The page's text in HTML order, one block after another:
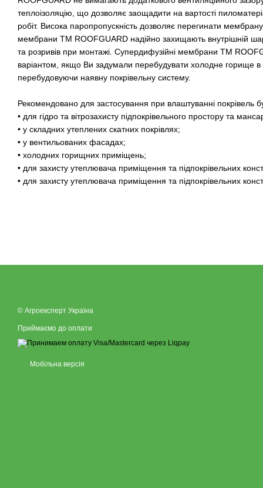
теплоізоляцію, що дозволяє заощадити на вартості
робіт. Висока паропропускність дозволяє перегинати
мембрани ТМ ROOFGUARD надійно захищають внутрішній
та розривів при монтажі. Супердифузійні мембрани ТМ
варіантом, якщо Ви задумали перебудувати холодне горище
перебудовуючи наявну покрівельну систему.
Рекомендовано для застосування при влаштуванні покрівель
• для гідро та вітрозахисту підпокрівельного простору та
• у складних утеплених скатних покрівлях;
• у вентильованих фасадах;
• холодних горищних приміщень;
• для захисту утеплювача приміщення та підпокрівельних
• для захисту утеплювача приміщення та підпокрівельних
© Агроексперт Україна
Приймаємо до оплати
Мобільна версія